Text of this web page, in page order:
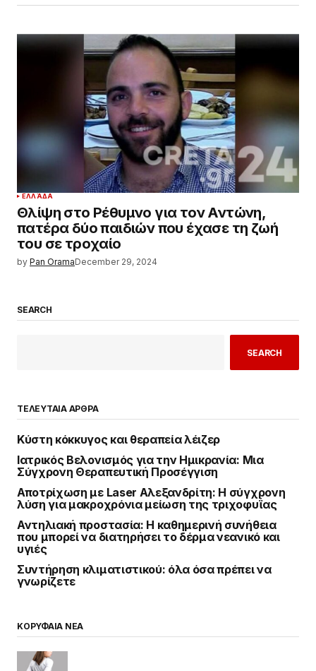
ΕΛΛΆΔΑ
Θλίψη στο Ρέθυμνο για τον Αντώνη,
πατέρα δύο παιδιών που έχασε τη ζωή
του σε τροχαίο
by Pan OramaDecember 29, 2024
SEARCH
SEARCH
ΤΕΛΕΥΤΑΙΑ ΑΡΘΡΑ
Κύστη κόκκυγος και θεραπεία λέιζερ
Ιατρικός Βελονισμός για την Ημικρανία: Μια
Σύγχρονη Θεραπευτική Προσέγγιση
Αποτρίχωση με Laser Αλεξανδρίτη: Η σύγχρονη
λύση για μακροχρόνια μείωση της τριχοφυΐας
Αντηλιακή προστασία: Η καθημερινή συνήθεια
που μπορεί να διατηρήσει το δέρμα νεανικό και
υγιές
Συντήρηση κλιματιστικού: όλα όσα πρέπει να
γνωρίζετε
ΚΟΡΥΦΑΙΑ ΝΕΑ